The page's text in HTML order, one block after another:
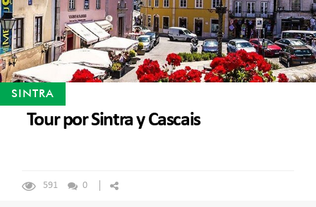
SINTRA
Tour por Sintra y Cascais
591 0